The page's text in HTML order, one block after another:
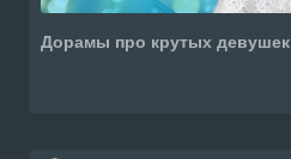
Дорамы про крутых девушек